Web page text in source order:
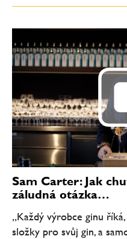
Sam Carter: Jak
záludná otázka…
„Každý výrobce ginu
složky pro svůj gin, a